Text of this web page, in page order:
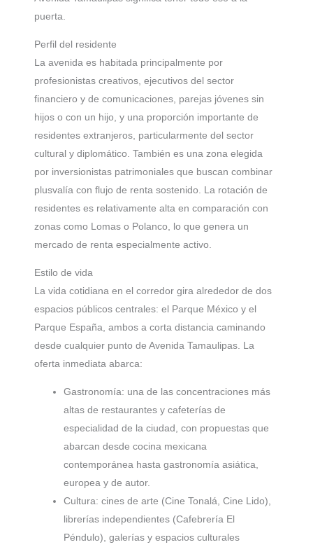
puerta.
Perfil del residente
La avenida es habitada principalmente por
profesionistas creativos, ejecutivos del sector
financiero y de comunicaciones, parejas jóvenes sin
hijos o con un hijo, y una proporción importante de
residentes extranjeros, particularmente del sector
cultural y diplomático. También es una zona elegida
por inversionistas patrimoniales que buscan combinar
plusvalía con flujo de renta sostenido. La rotación de
residentes es relativamente alta en comparación con
zonas como Lomas o Polanco, lo que genera un
mercado de renta especialmente activo.
Estilo de vida
La vida cotidiana en el corredor gira alrededor de dos
espacios públicos centrales: el Parque México y el
Parque España, ambos a corta distancia caminando
desde cualquier punto de Avenida Tamaulipas. La
oferta inmediata abarca:
Gastronomía: una de las concentraciones más
altas de restaurantes y cafeterías de
especialidad de la ciudad, con propuestas que
abarcan desde cocina mexicana
contemporánea hasta gastronomía asiática,
europea y de autor.
Cultura: cines de arte (Cine Tonalá, Cine Lido),
librerías independientes (Cafebrería El
Péndulo), galerías y espacios culturales